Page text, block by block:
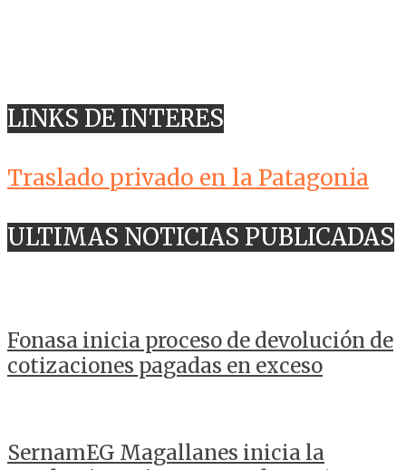
LINKS DE INTERES
Traslado privado en la Patagonia
ULTIMAS NOTICIAS PUBLICADAS
Fonasa inicia proceso de devolución de
cotizaciones pagadas en exceso
SernamEG Magallanes inicia la